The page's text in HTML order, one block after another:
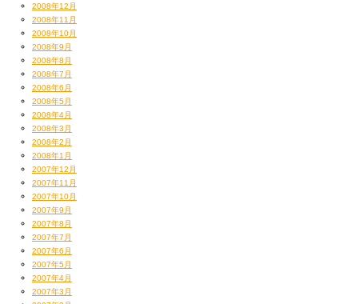
2008年12月
2008年11月
2008年10月
2008年9月
2008年8月
2008年7月
2008年6月
2008年5月
2008年4月
2008年3月
2008年2月
2008年1月
2007年12月
2007年11月
2007年10月
2007年9月
2007年8月
2007年7月
2007年6月
2007年5月
2007年4月
2007年3月